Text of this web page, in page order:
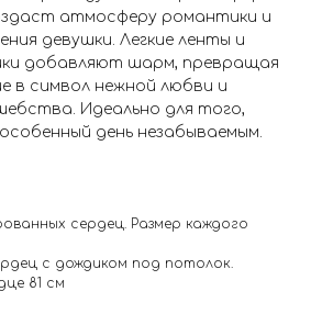
атмосферу романтики и
девушки. Легкие ленты и
добавляют шарм, превращая
в символ нежной любви и
Идеально для того,
день незабываемым.
сердец. Размер каждого
с дождиком под потолок.
81 см